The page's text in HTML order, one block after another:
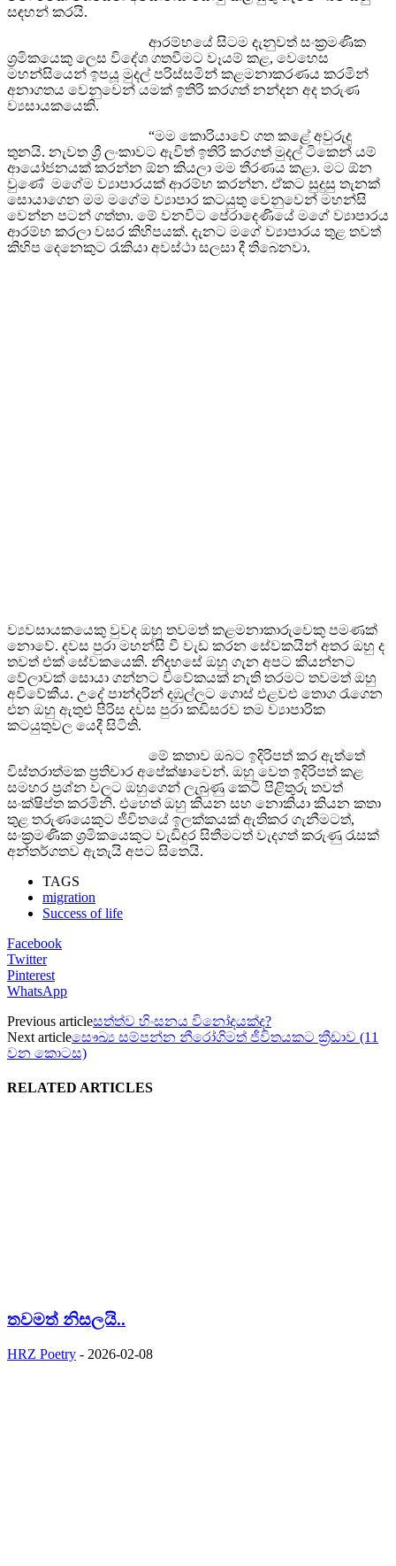
සඳහන් කරයි.
ආරම්භයේ සිටම දැනුවත් සංක්‍රමණික
ශ්‍රමිකයෙකු ලෙස විදේශ ගතවීමට වෑයම් කළ, වෙහෙස
මහන්සියෙන් ඉපයූ මුදල් පරිස්සමින් කළමනාකරණය කරමින්
අනාගතය වෙනුවෙන් යමක් ඉතිරි කරගත් නන්දන අද තරුණ
ව්‍යසායකයෙකි.
“මම කොරියාවේ ගත කළේ අවුරුදු
තුනයි. නැවත ශ්‍රී ලංකාවට ඇවිත් ඉතිරි කරගත් මුදල් ටිකෙන් යම්
ආයෝජනයක් කරන්න ඕන කියලා මම තීරණය කළා. මට ඕන
වුණේ මගේම ව්‍යාපාරයක් ආරම්භ කරන්න. ඒකට සුදුසු තැනක්
සොයාගෙන මම මගේම ව්‍යාපාර කටයුතු වෙනුවෙන් මහන්සි
වෙන්න පටන් ගත්තා. මේ වනවිට පේරාදෙණියේ මගේ ව්‍යාපාරය
ආරම්භ කරලා වසර කිහිපයක්. දැනට මගේ ව්‍යාපාරය තුළ තවත්
කිහිප දෙනෙකුට රැකියා අවස්ථා සලසා දී තිබෙනවා.
ව්‍යවසායකයෙකු වුවද ඔහු තවමත් කළමනාකාරුවෙකු පමණක්
නොවේ. දවස පුරා මහන්සි වී වැඩ කරන සේවකයින් අතර ඔහු ද
තවත් එක් සේවකයෙකි. නිදහසේ ඔහු ගැන අපට කියන්නට
වේලාවක් සොයා ගන්නට විවේකයක් නැති තරමට තවමත් ඔහු
අවිවේකීය. උදේ පාන්දරින් දඹුල්ලට ගොස් එළවළු තොග රැගෙන
එන ඔහු ඇතුළු පිරිස දවස පුරා කඩිසරව තම ව්‍යාපාරික
කටයුතුවල යෙදී සිටිති.
මේ කතාව ඔබට ඉදිරිපත් කර ඇත්තේ
විස්තරාත්මක ප්‍රතිචාර අපේක්ෂාවෙන්. ඔහු වෙත ඉදිරිපත් කළ
සමහර ප්‍රශ්න වලට ඔහුගෙන් ලැබුණු කෙටි පිළිතුරු තවත්
සංක්ෂිප්ත කරමිනි. එහෙත් ඔහු කියන සහ නොකියා කියන කතා
තුළ තරුණයෙකුට ජීවිතයේ ඉලක්කයක් ඇතිකර ගැනීමටත්,
සංක්‍රමණික ශ්‍රමිකයෙකුට වැඩිදුර සිතීමටත් වැදගත් කරුණු රැසක්
අන්තර්ගතව ඇතැයි අපට සිතෙයි.
TAGS
migration
Success of life
Facebook
Twitter
Pinterest
WhatsApp
Previous articleසත්ත්ව හිංසනය විනෝදයක්ද?
Next articleසෞඛ්‍ය සම්පන්න නීරෝගිමත් ජීවිතයකට ක්‍රීඩාව (11
වන කොටස)
RELATED ARTICLES
තවමත් නිසලයි..
HRZ Poetry - 2026-02-08